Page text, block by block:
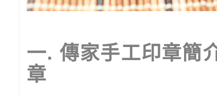
一. 傳家手工印章簡
章